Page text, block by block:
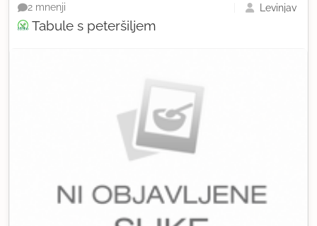
Tabule s peteršiljem
2 mnenji Levinjav